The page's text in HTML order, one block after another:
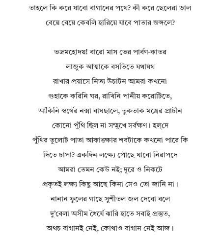
তাহলে কি করে যাবো বাগানের পথে? কী করে ছেলেরা ডাল
বেয়ে বেয়ে কেবলি হারিয়ে যাবে পাতার জঙ্গলে?
ভদ্রমহোদয়! বারো মাস তের পার্বণ-কাতর
লাজুক আত্মাকে বসতিতে যথাযথ
রাখার প্রয়াসে নিত্য উচাটন আমরা কখনো
গুহাকে করিনি ঘর, রাখিনি পানীয় করোটিতে,
আঁকিনি স্বর্গের নক্সা বাঘছালে, তুকতাক মন্ত্রের প্রাচীন
কোনো পুঁথি ছিল না সম্মুখে সর্বক্ষণ। হল্‌দে
পুঁথির তুলোট পাতা আকাঙ্ক্ষার শবটাকে কখনো পারে কি
দিতে চাপা? একদিন লক্ষ্যে পৌছে যাবো নিরাপদে
আমরা তেমন কেউ নই; দূরে ও নিকটে
প্রকৃতই লক্ষ্য কিছু আছে কিনা সেও তো জানি না।
নানান ফুলের গাছে সুশীতল জল দেবো বলে
দু’বেলা অসীম ধৈর্যে ঝারি হাতে সবাই প্রস্তুত,
অথচ বাগানই নেই, কোথাও বাগান নেই আজ।